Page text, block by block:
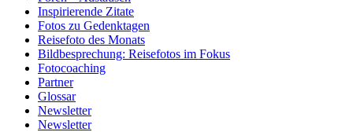
Inspirierende Zitate
Fotos zu Gedenktagen
Reisefoto des Monats
Bildbesprechung: Reisefotos im Fokus
Fotocoaching
Partner
Glossar
Newsletter
Newsletter